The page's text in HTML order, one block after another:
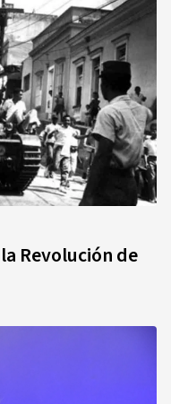
Revolución de